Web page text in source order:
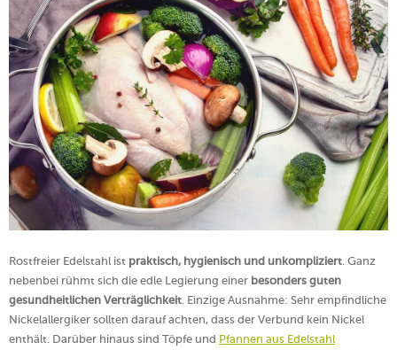
Rostfreier Edelstahl ist praktisch, hygienisch und unkompliziert . Ganz
nebenbei rühmt sich die edle Legierung einer besonders guten
gesundheitlichen Verträglichkeit . Einzige Ausnahme: Sehr empfindliche
Nickelallergiker sollten darauf achten, dass der Verbund kein Nickel
enthält. Darüber hinaus sind Töpfe und Pfannen aus Edelstahl